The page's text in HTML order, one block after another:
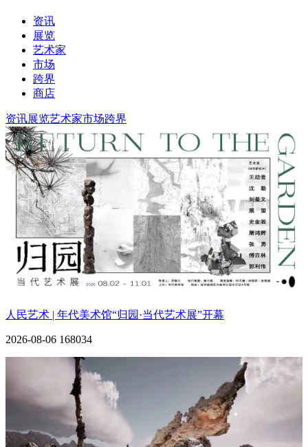
资讯
展览
艺术家
市场
跨界
商店
资讯展览艺术家市场跨界
人民艺术 | 年代美术馆“归园·当代艺术展”开幕
2026-08-06 168034